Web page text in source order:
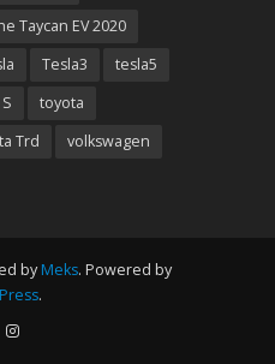
Taycan EV 2020
Tesla3
tesla5
toyota
Trd
volkswagen
by Meks. Powered by
.